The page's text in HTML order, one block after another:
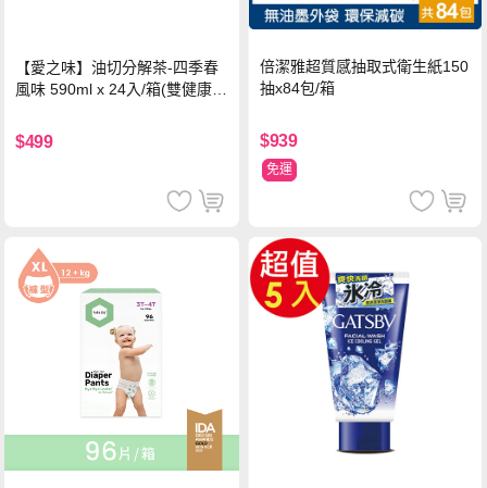
【愛之味】油切分解茶-四季春
風味 590ml x 24入/箱(雙健康認
$499
倍潔雅超質感抽取式衛生紙150
抽x84包/箱
$939
免運